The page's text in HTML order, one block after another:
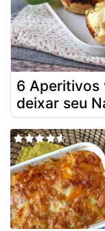
6 Aperitivos
deixar seu